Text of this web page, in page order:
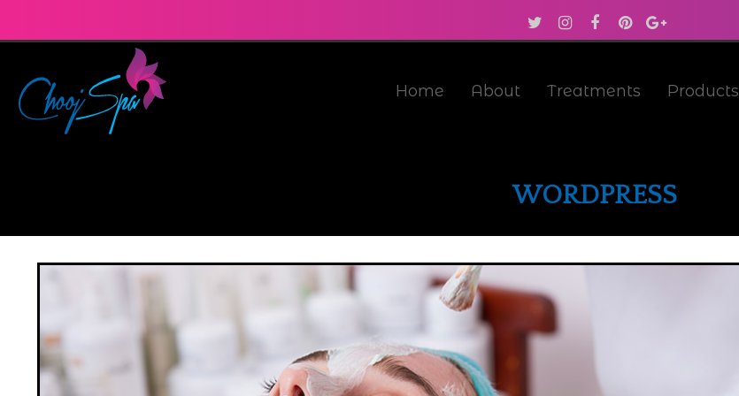
Home About Treatments Products
WORDPRESS